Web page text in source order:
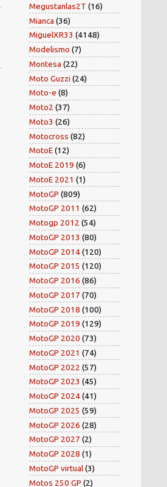
Megustanlas2T (16)
Mianca (36)
MiguelXR33 (4148)
Modelismo (7)
Montesa (22)
Moto Guzzi (24)
Moto-e (8)
Moto2 (37)
Moto3 (26)
Motocross (82)
MotoE(12)
MotoE 2019 (6)
MotoE 2021 (1)
MotoGP (809)
MotoGP 2011 (62)
Motogp 2012 (54)
MotoGP 2013 (80)
MotoGP 2014(120)
MotoGP 2015 (120)
MotoGP 2016 (86)
MotoGP 2017 (70)
MotoGP 2018 (100)
MotoGP 2019 (129)
MotoGP 2020 (73)
MotoGP 2021 (74)
MotoGP 2022 (57)
MotoGP 2023 (45)
MotoGP 2024(41)
MotoGP 2025 (59)
MotoGP 2026 (28)
MotoGP 2027 (2)
MotoGP 2028 (1)
MotoGP virtual(3)
Motos 250 GP (2)